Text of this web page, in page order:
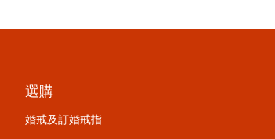
選購
婚戒及訂婚戒指